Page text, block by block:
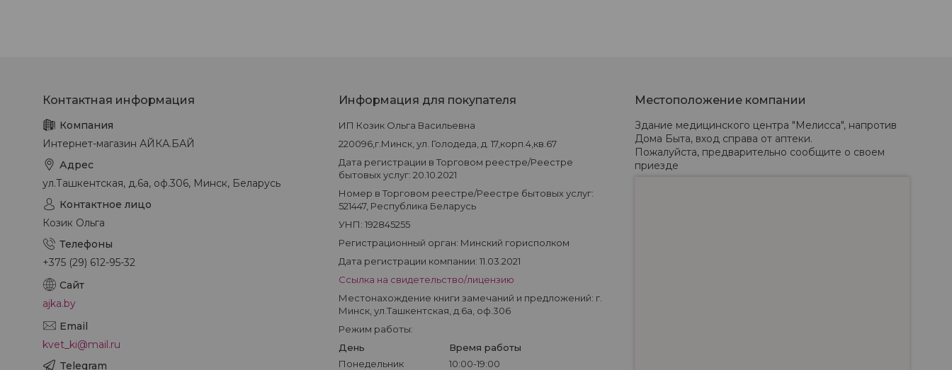
Интернет-магазин АЙКА.БАЙ
ул.Ташкентская, д.6а, оф.306, Минск, Беларусь
Козик Ольга
+375 (29) 612-95-32
ajka.by
kvet_ki@mail.ru
Информация для покупателя
ИП Козик Ольга Васильевна
220096,г.Минск, ул. Голодеда, д. 17,корп.4,кв.67
Дата регистрации в Торговом реестре/Реестре
бытовых услуг: 20.10.2021
Номер в Торговом реестре/Реестре бытовых услуг:
521447, Республика Беларусь
УНП: 192845255
Регистрационный орган: Минский горисполком
Дата регистрации компании: 11.03.2021
Ссылка на свидетельство/лицензию
Местонахождение книги замечаний и предложений: г.
Минск, ул.Ташкентская, д.6а, оф.306
Режим работы:
День
Время работы
Понедельник
10:00-19:00
Местоположение компании
Здание медицинского центра "Мелисса", напротив
Дома Быта, вход справа от аптеки.
Пожалуйста, предварительно сообщите о своем
приезде